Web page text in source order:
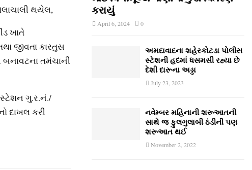
થયેલ,
ખાતે
જીવતા કારતુસ
બનાવટના તમંચાની
ગુ.ર.નં./
દાખલ કરી
કરાયું
April 6, 2024 0
અમદાવાદના શહેરકોટડા પોલીસ
સ્ટેશની હદમાં ધસમસી રહ્યા છે
દેશી દારૂના અડ્ડા
July 23, 2023
નવેમ્‍બર મહિનાની શરૂઆતની
સાથે જ ફુલગુલાબી ઠંડીની પણ
શરૂઆત થઈ
November 2, 2022